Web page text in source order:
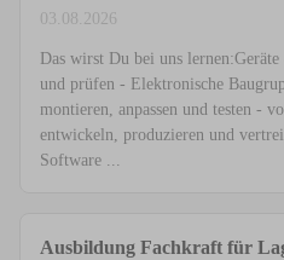
03.08.2026
Das wirst Du bei uns
und prüfen - Elektronische
montieren, anpassen und testen -
entwickeln, produzieren und
Software ...
Ausbildung Fachkraft für